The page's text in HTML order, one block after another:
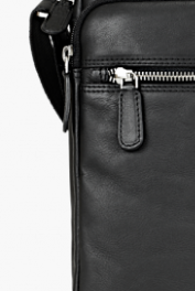
Manikúry
Kufre -21 % Predajne
Darčekové poukazy
Česky